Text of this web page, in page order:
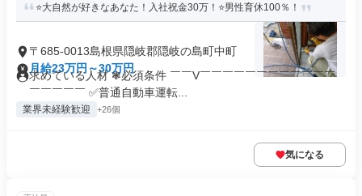
⭐大自然が好きなあなた！入社祝金30万！⭐男性育休100％！
〒685-0013島根県隠岐郡隠岐の島町中町
月給23万円～30万円
求めている人材 ❃必須条件 ￣￣V￣￣￣￣￣￣￣￣￣￣￣￣
￣￣￣￣￣ ✅普通自動車運転...
業界未経験歓迎 +26個
気になる